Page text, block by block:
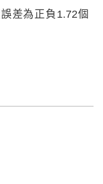
差為正負1.72個